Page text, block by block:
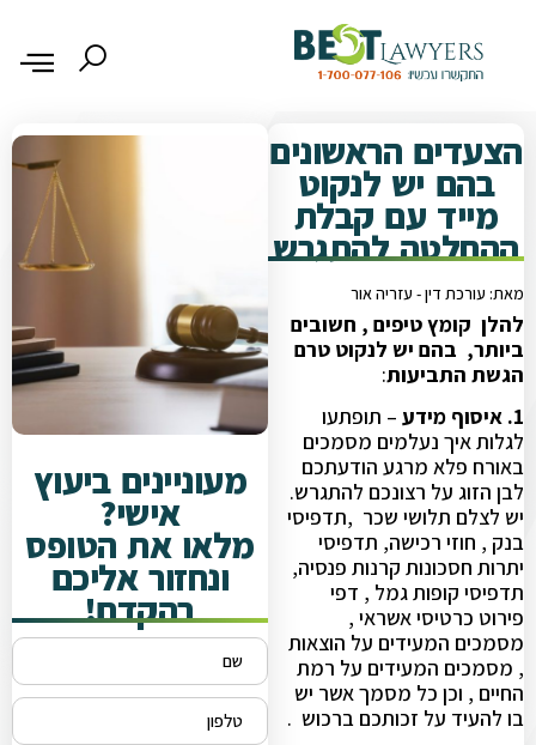
הצעדים הראשונים
בהם יש לנקוט
מייד עם קבלת
ההחלטה להתגרש
מאת: עורכת דין - עזריה אור
להלן קומץ טיפים , חשובים
ביותר, בהם יש לנקוט טרם
הגשת התביעות:
1. איסוף מידע
– תופתעו
לגלות איך נעלמים מסמכים
באורח פלא מרגע הודעתכם
לבן הזוג על רצונכם להתגרש.
יש לצלם תלושי שכר ,תדפיסי
בנק , חוזי רכישה, תדפיסי
יתרות חסכונות קרנות פנסיה,
תדפיסי קופות גמל , דפי
פירוט כרטיסי אשראי ,
מסמכים המעידים על הוצאות
, מסמכים המעידים על רמת
החיים , וכן כל מסמך אשר יש
בו להעיד על זכותכם ברכוש .
מעוניינים ביעוץ
אישי?
מלאו את הטופס
ונחזור אליכם
בהקדם!